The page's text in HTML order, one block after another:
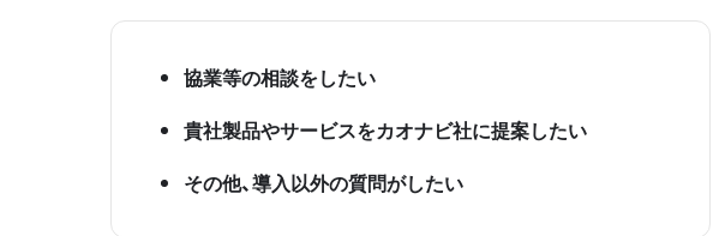
協業等の相談をしたい
貴社製品やサービスをカオナビ社に提案したい
その他、導入以外の質問がしたい